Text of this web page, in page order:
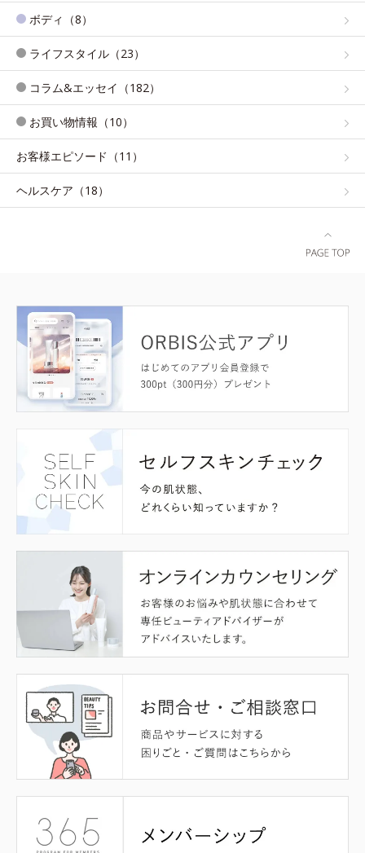
ボディ（8）
ライフスタイル（23）
コラム&エッセイ（182）
お買い物情報（10）
お客様エピソード（11）
ヘルスケア（18）